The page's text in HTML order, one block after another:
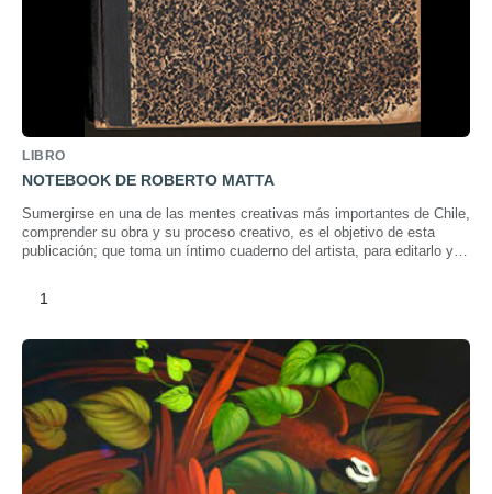
LIBRO
NOTEBOOK DE ROBERTO MATTA
Sumergirse en una de las mentes creativas más importantes de Chile,
comprender su obra y su proceso creativo, es el objetivo de esta
publicación; que toma un íntimo cuaderno del artista, para editarlo y
1